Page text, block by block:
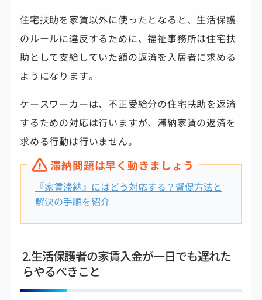
住宅扶助を家賃以外に使ったとなると、生活保護
のルールに違反するために、福祉事務所は住宅扶
助として支給していた額の返済を入居者に求める
ようになります。
ケースワーカーは、不正受給分の住宅扶助を返済
するための対応は行いますが、滞納家賃の返済を
求める行動は行いません。
滞納問題は早く動きましょう
『家賃滞納』にはどう対応する？督促方法と
解決の手順を紹介
2.生活保護者の家賃入金が一日でも遅れた
らやるべきこと